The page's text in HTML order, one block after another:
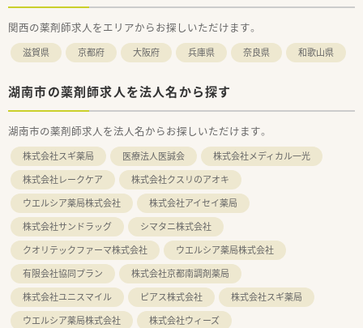
関西の薬剤師求人をエリアからお探しいただけます。
滋賀県 京都府 大阪府 兵庫県 奈良県 和歌山県
湖南市の薬剤師求人を法人名から探す
湖南市の薬剤師求人を法人名からお探しいただけます。
株式会社スギ薬局 医療法人医誠会
株式会社メディカル一光
株式会社レークケア
株式会社クスリのアオキ
ウエルシア薬局株式会社
株式会社アイセイ薬局
株式会社サンドラッグ
シマタニ株式会社
クオリテックファーマ株式会社
ウエルシア薬局株式会社
有限会社協同プラン
株式会社京都南調剤薬局
株式会社ユニスマイル
ピアス株式会社
株式会社スギ薬局
ウエルシア薬局株式会社
株式会社ウィーズ